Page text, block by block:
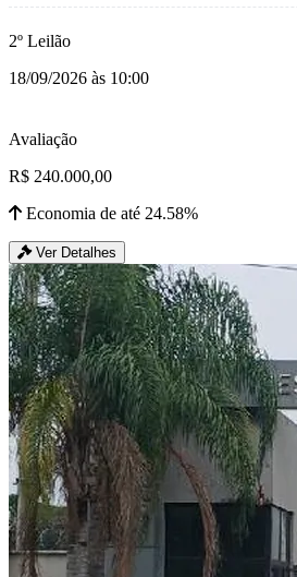
2º Leilão
18/09/2026 às 10:00
Avaliação
R$ 240.000,00
Economia de até 24.58%
Ver Detalhes